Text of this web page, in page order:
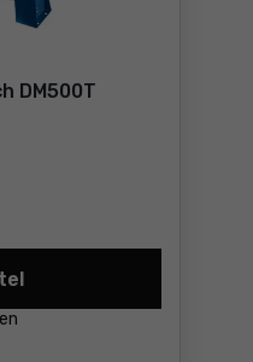
DM500T
Scheppach